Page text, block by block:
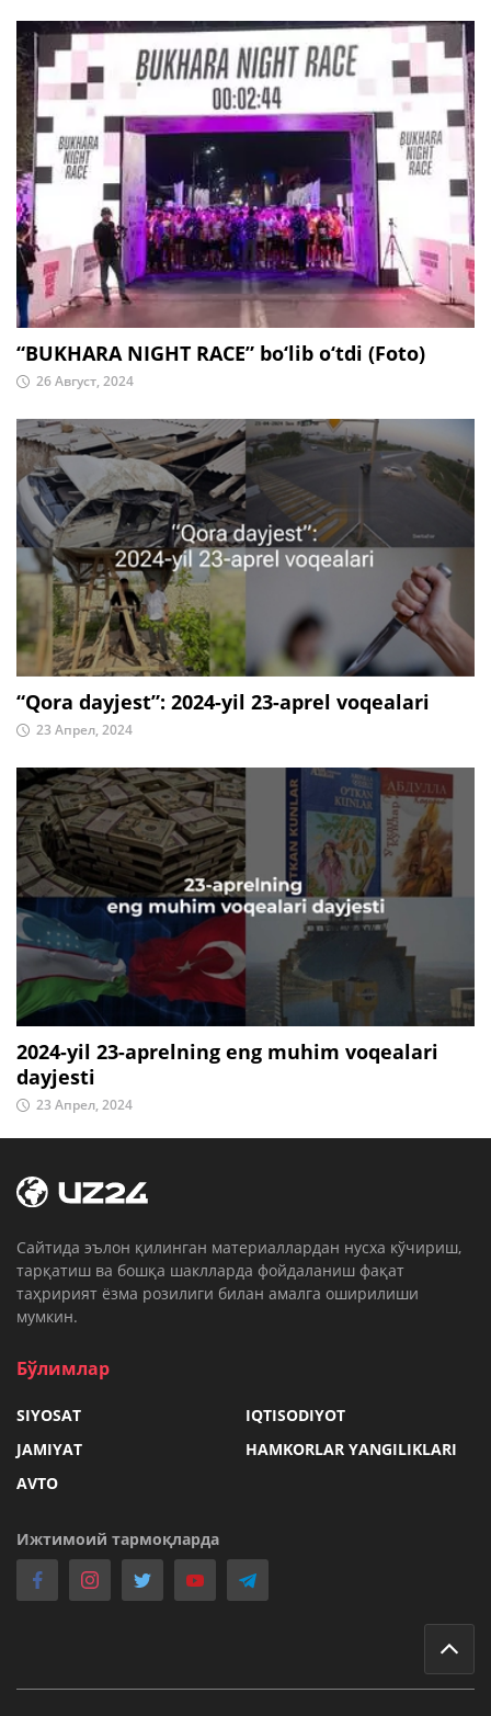
“BUKHARA NIGHT RACE” bo‘lib o‘tdi (Foto)
26 Август, 2024
“Qora dayjest”: 2024-yil 23-aprel voqealari
23 Апрел, 2024
2024-yil 23-aprelning eng muhim voqealari
dayjesti
23 Апрел, 2024
Cайтида эълон қилинган материаллардан нусха кўчириш,
тарқатиш ва бошқа шаклларда фойдаланиш фақат
таҳририят ёзма розилиги билан амалга оширилиши
мумкин.
Бўлимлар
SIYOSAT
IQTISODIYOT
JAMIYAT
HAMKORLAR YANGILIKLARI
AVTO
Ижтимоий тармоқларда